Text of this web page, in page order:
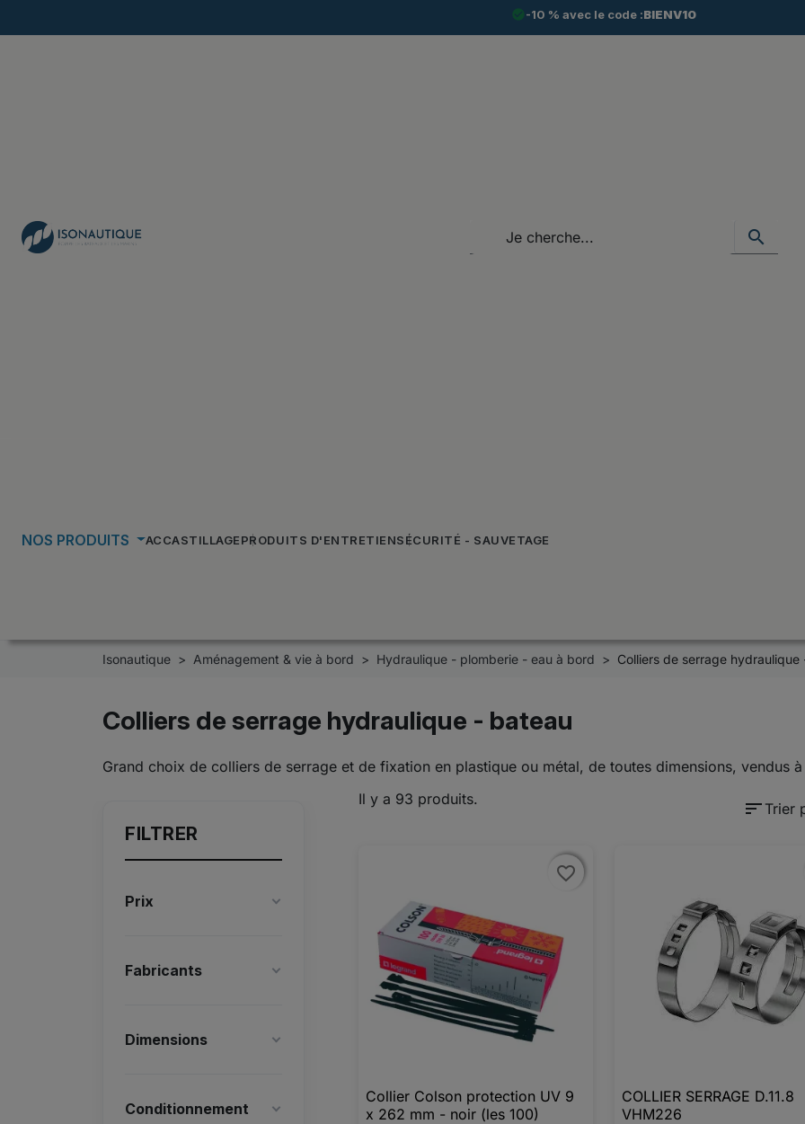
check_circle-10 % avec le code :BIENV10
search
NOS PRODUITS ACCASTILLAGEPRODUITS D'ENTRETIENSÉCURITÉ - SAUVETAGE
Isonautique Aménagement & vie à bord Hydraulique - plomberie - eau à bord Colliers de serrage hydraulique
Colliers de serrage hydraulique - bateau
Grand choix de colliers de serrage et de fixation en plastique ou métal, de toutes dimensions, vendus
FILTRER
Prix
Fabricants
Dimensions
Conditionnement
Il y a 93 produits. sort Trier
favorite_border
favorite_border
 Aperçu rapide
Collier Colson protection UV 9
x 262 mm - noir (les 100)
 Aperçu rapide
COLLIER SERRAGE D.11.8
VHM226